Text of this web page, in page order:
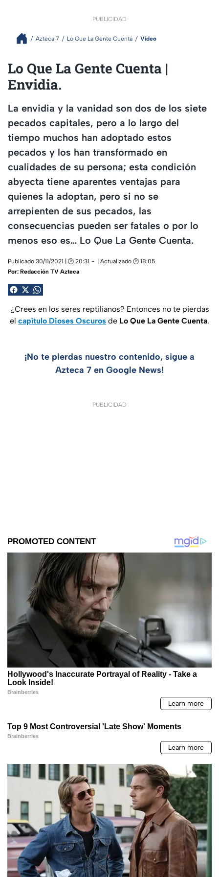
PUBLICIDAD
Azteca 7 Lo Que La Gente Cuenta Video
Lo Que La Gente Cuenta |
Envidia.
La envidia y la vanidad son dos de los siete
pecados capitales, pero a lo largo del
tiempo muchos han adoptado estos
pecados y los han transformado en
cualidades de su persona; esta condición
abyecta tiene aparentes ventajas para
quienes la adoptan, pero si no se
arrepienten de sus pecados, las
consecuencias pueden ser fatales o por lo
menos eso es… Lo Que La Gente Cuenta.
Publicado 30/11/2021 | 🕑 20:31
| Actualizado 🕑 18:05
Por: Redacción TV Azteca
¿Crees en los seres reptilianos? Entonces no te pierdas
el capítulo Dioses Oscuros de Lo Que La Gente Cuenta.
¡No te pierdas nuestro contenido, sigue a
Azteca 7 en Google News!
PUBLICIDAD